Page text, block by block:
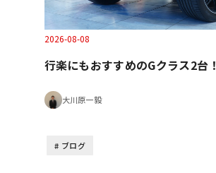
2026-08-08
行楽にもおすすめのGクラス2台！
大川原一毅
ブログ